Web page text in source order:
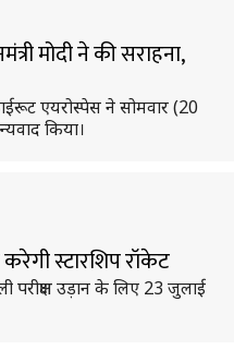
मोदी ने की सराहना,
एयरोस्पेस ने सोमवार (20
किया।
स्टारशिप रॉकेट
परीक्षण उड़ान के लिए 23 जुलाई